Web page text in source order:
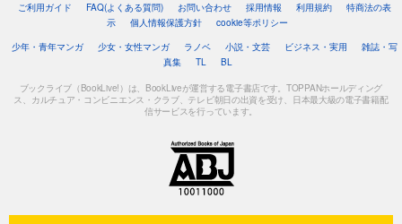
ご利用ガイド FAQ(よくある質問) お問い合わせ 採用情報 利用規約
特商法の表
示
個人情報保護方針
cookie等ポリシー
少年・青年マンガ
少女・女性マンガ ラノベ 小説・文芸 ビジネス・実用
雑誌・写
真集
TL BL
ブックライブ（BookLive!）は、BookLiveが運営する電子書店です。TOPPANホールディング
ス、カルチュア・コンビニエンス・クラブ、テレビ朝日の出資を受け、日本最大級の電子書籍配
信サービスを行っています。